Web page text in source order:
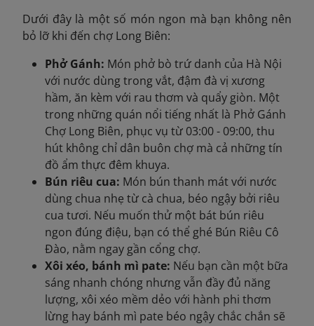
Dưới đây là một số món ngon mà bạn không nên
bỏ lỡ khi đến chợ Long Biên:
Phở Gánh: Món phở bò trứ danh của Hà Nội
với nước dùng trong vắt, đậm đà vị xương
hầm, ăn kèm với rau thơm và quẩy giòn. Một
trong những quán nổi tiếng nhất là Phở Gánh
Chợ Long Biên, phục vụ từ 03:00 - 09:00, thu
hút không chỉ dân buôn chợ mà cả những tín
đồ ẩm thực đêm khuya.
Bún riêu cua: Món bún thanh mát với nước
dùng chua nhẹ từ cà chua, béo ngậy bởi riêu
cua tươi. Nếu muốn thử một bát bún riêu
ngon đúng điệu, bạn có thể ghé Bún Riêu Cô
Đào, nằm ngay gần cổng chợ.
Xôi xéo, bánh mì pate: Nếu bạn cần một bữa
sáng nhanh chóng nhưng vẫn đầy đủ năng
lượng, xôi xéo mềm dẻo với hành phi thơm
lừng hay bánh mì pate béo ngậy chắc chắn sẽ